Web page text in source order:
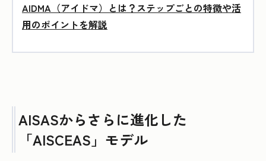
AIDMA（アイドマ）とは？ステップごとの特徴や活
用のポイントを解説
AISASからさらに進化した
「AISCEAS」モデル